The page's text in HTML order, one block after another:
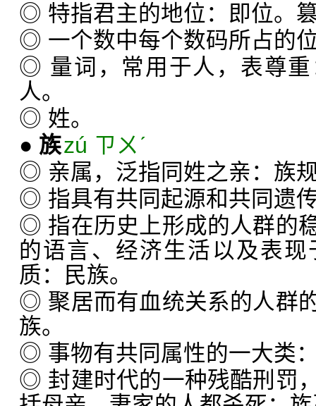
◎ 特指君主的地位：即位。
◎ 一个数中每个数码所占的
◎ 量词，常用于人，表尊
人。
◎ 姓。
● 族zú ㄗㄨˊ
◎ 亲属，泛指同姓之亲：族
◎ 指具有共同起源和共同遗
◎ 指在历史上形成的人群的
的语言、经济生活以及表
质：民族。
◎ 聚居而有血统关系的人群
族。
◎ 事物有共同属性的一大类
◎ 封建时代的一种残酷刑罚